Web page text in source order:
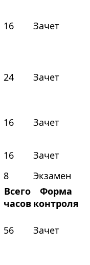
16 Зачет
24 Зачет
16 Зачет
16
Зачет
8
Экзамен
Всего
часов
Форма
контроля
56 Зачет